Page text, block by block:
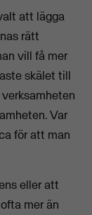
att lägga
rätt
vill få mer
skälet till
Var
för att man
eller att
mer än